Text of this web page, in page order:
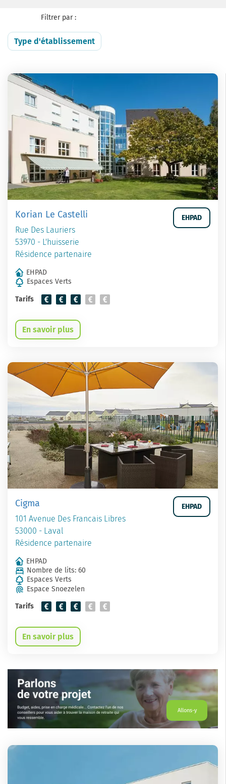
Filtrer par :
Type d'établissement
Korian Le Castelli
Rue Des Lauriers
53970 - L'huisserie
Résidence partenaire
EHPAD
EHPAD
Espaces Verts
Tarifs
En savoir plus
Cigma
101 Avenue Des Francais Libres
53000 - Laval
Résidence partenaire
EHPAD
EHPAD
Nombre de lits: 60
Espaces Verts
Espace Snoezelen
Tarifs
En savoir plus
Allons-y